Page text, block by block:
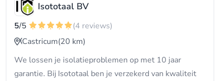
Isototaal BV
5/5
(4 reviews)
Castricum(20 km)
We lossen je isolatieproblemen op met 10 jaar
garantie. Bij Isototaal ben je verzekerd van kwaliteit